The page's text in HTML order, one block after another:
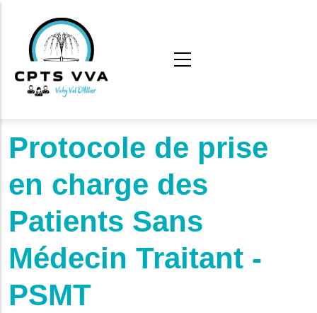
Protocole de prise
en charge des
Patients Sans
Médecin Traitant -
PSMT